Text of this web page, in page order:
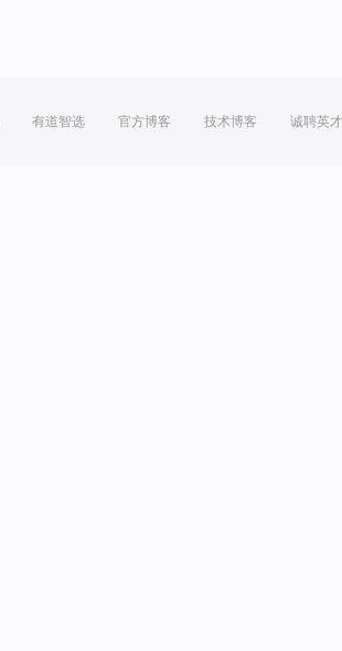
有道智选 官方博客 技术博客 诚聘英才